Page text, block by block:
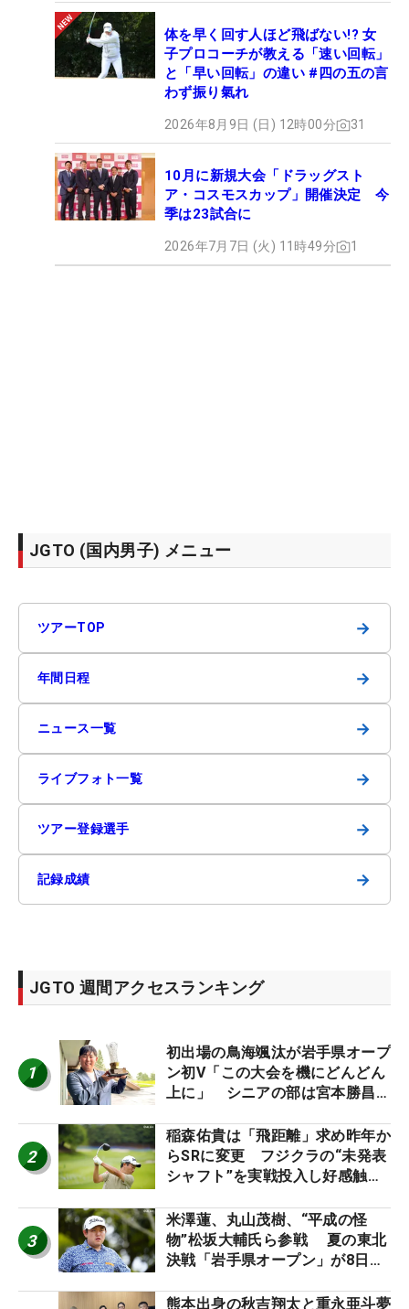
体を早く回す人ほど飛ばない!? 女
子プロコーチが教える「速い回転」
と「早い回転」の違い #四の五の言
わず振り氣れ
2026年8月9日 (日) 12時00分 31
10月に新規大会「ドラッグスト
ア・コスモスカップ」開催決定 今
季は23試合に
2026年7月7日 (火) 11時49分 1
JGTO (国内男子) メニュー
ツアーTOP →
年間日程 →
ニュース一覧 →
ライブフォト一覧 →
ツアー登録選手 →
記録成績 →
JGTO 週間アクセスランキング
1
初出場の鳥海颯汰が岩手県オープ
ン初V「この大会を機にどんどん
上に」 シニアの部は宮本勝昌が
2
稲森佑貴は「飛距離」求め昨年か
らSRに変更 フジクラの“未発表
シャフト”を実戦投入し好感触
ーのヒトネタ！】
3
米澤蓮、丸山茂樹、“平成の怪
物”松坂大輔氏ら参戦 夏の東北
決戦「岩手県オープン」が8日開
熊本出身の秋吉翔太と重永亜斗夢